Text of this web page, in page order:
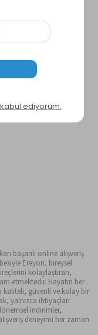
başarılı online alışveriş
Ereyon, bireysel
kolaylaştıran,
etmektedir. Hayatın her
kaliteli, güvenli ve kolay bir
yalnızca ihtiyaçları
indirimler,
deneyimi her zaman